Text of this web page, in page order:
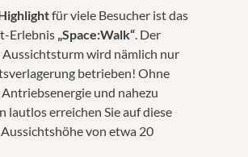
für viele Besucher ist das
Erlebnis „Space:Walk“ . Der
Aussichtsturm wird nämlich nur
betrieben! Ohne
und nahezu
lautlos erreichen Sie auf diese
von etwa 20